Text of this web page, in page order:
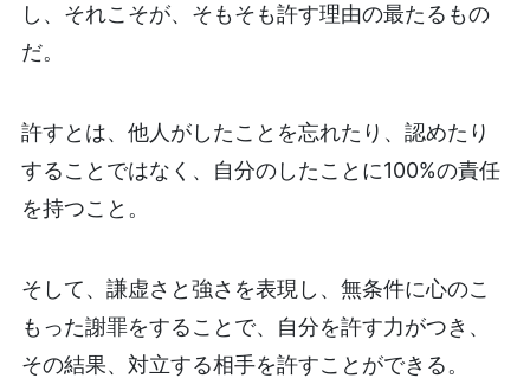
し、それこそが、そもそも許す理由の最たるもの
だ。
許すとは、他人がしたことを忘れたり、認めたり
することではなく、自分のしたことに100%の責任
を持つこと。
そして、謙虚さと強さを表現し、無条件に心のこ
もった謝罪をすることで、自分を許す力がつき、
その結果、対立する相手を許すことができる。